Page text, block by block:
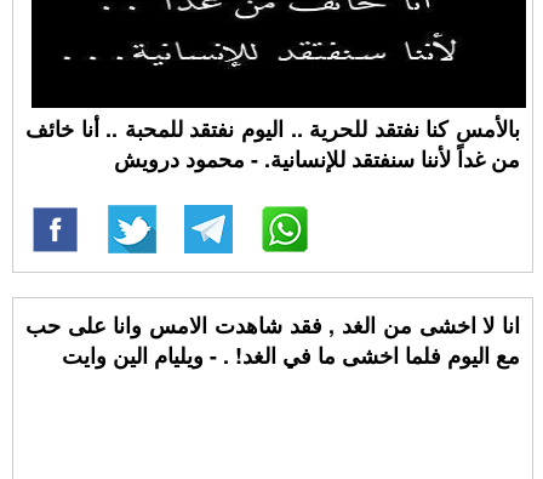
بالأمس كنا نفتقد للحرية .. اليوم نفتقد للمحبة .. أنا خائف
من غداً لأننا سنفتقد للإنسانية. - محمود درويش
انا لا اخشى من الغد , فقد شاهدت الامس وانا على حب
مع اليوم فلما اخشى ما في الغد! . - ويليام الين وايت